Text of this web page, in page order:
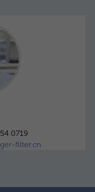
0719
filter.cn